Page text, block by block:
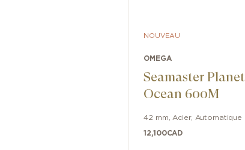
NOUVEAU
OMEGA
Seamaster Planet
Ocean 600M
42 mm Acier, Automatique
12,100CAD